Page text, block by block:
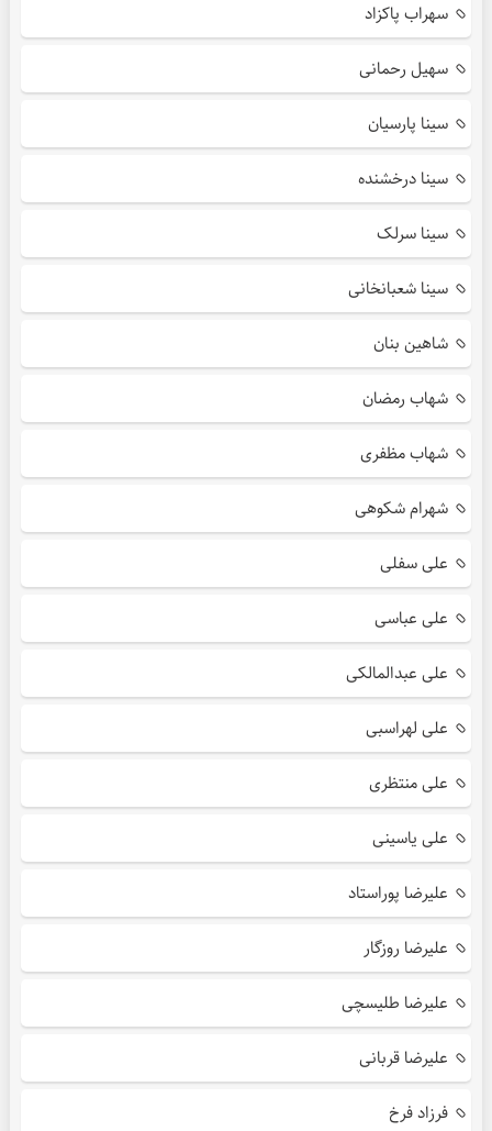
سهراب پاکزاد
سهیل رحمانی
سینا پارسیان
سینا درخشنده
سینا سرلک
سینا شعبانخانی
شاهین بنان
شهاب رمضان
شهاب مظفری
شهرام شکوهی
علی سفلی
علی عباسی
علی عبدالمالکی
علی لهراسبی
علی منتظری
علی یاسینی
علیرضا پوراستاد
علیرضا روزگار
علیرضا طلیسچی
علیرضا قربانی
فرزاد فرخ